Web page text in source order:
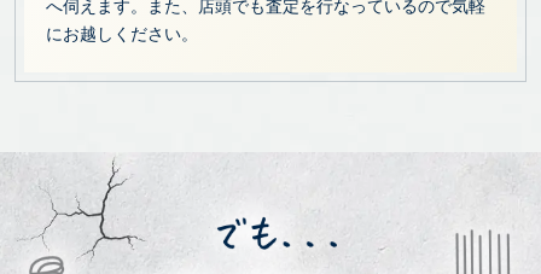
へ伺えます。また、店頭でも査定を行なっているので気軽
にお越しください。